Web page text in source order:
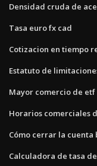
Densidad cruda de
Tasa euro fx cad
Cotizacion en tiempo
Estatuto de
Mayor comercio de etf
Horarios comerciales
Cómo cerrar la cuenta
Calculadora de tasa